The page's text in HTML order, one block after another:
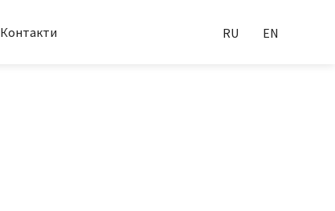
Контакти RU EN